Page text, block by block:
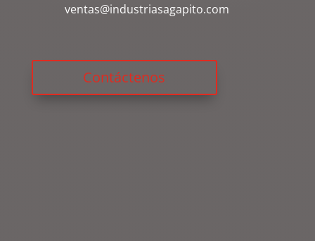
ventas@industriasagapito.com
Contáctenos